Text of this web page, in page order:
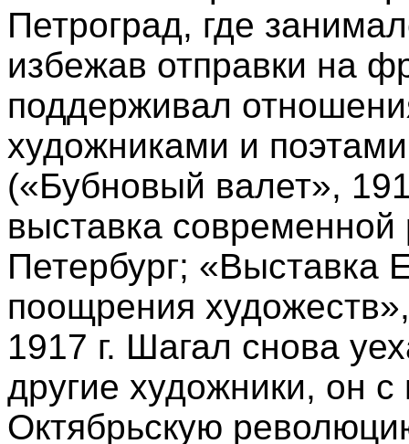
Петроград, где
избежав отправки на
поддерживал
художниками и
(«Бубновый валет»,
выставка
Петербург; «Выставка
поощрения
1917 г. Шагал снова
другие художники, он
Октябрьскую